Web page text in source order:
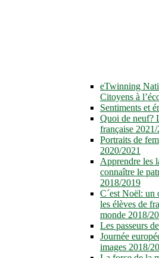
eTwinning
Citoyens à
Sentiments et
Quoi de neuf?
française
Portraits de
2020/2021
Apprendre les
connaître le
2018/2019
C´est Noël: un
les élèves de
monde 2018/
Les passeurs
Journée
images 2018/